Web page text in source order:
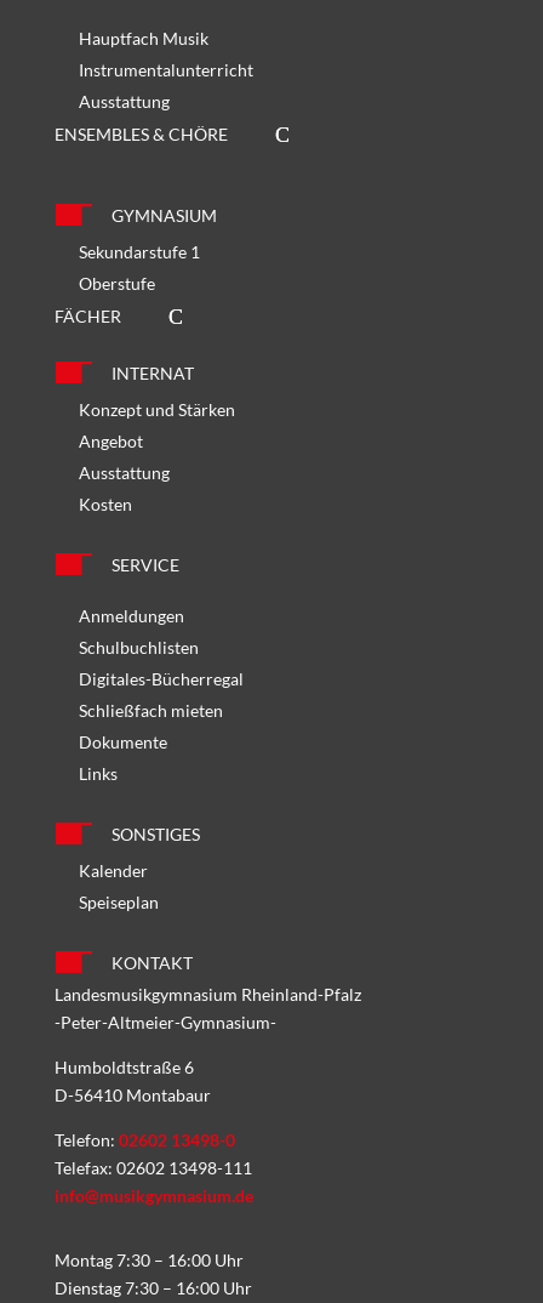
Hauptfach Musik
Instrumentalunterricht
Ausstattung
ENSEMBLES & CHÖRE
GYMNASIUM
Sekundarstufe 1
Oberstufe
FÄCHER
INTERNAT
Konzept und Stärken
Angebot
Ausstattung
Kosten
SERVICE
Anmeldungen
Schulbuchlisten
Digitales-Bücherregal
Schließfach mieten
Dokumente
Links
SONSTIGES
Kalender
Speiseplan
KONTAKT
Landesmusikgymnasium Rheinland-Pfalz
-Peter-Altmeier-Gymnasium-
Humboldtstraße 6
D-56410 Montabaur
Telefon: 02602 13498-0
Telefax: 02602 13498-111
info@musikgymnasium.de
Montag 7:30 – 16:00 Uhr
Dienstag 7:30 – 16:00 Uhr